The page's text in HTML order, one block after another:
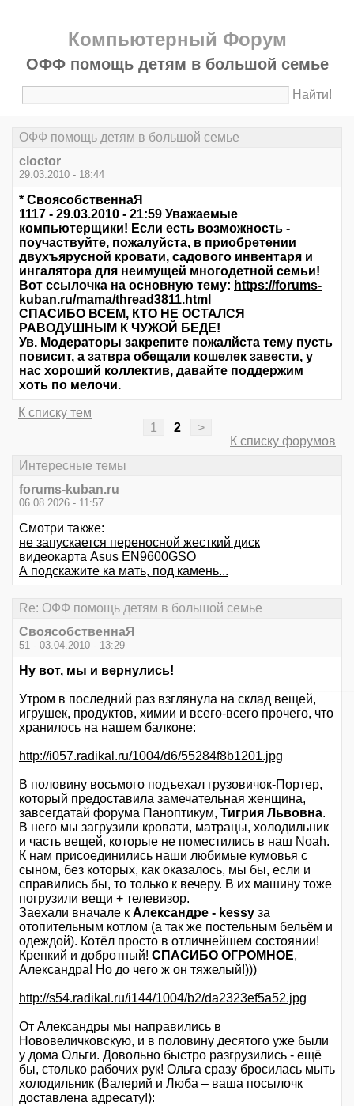
Компьютерный Форум
ОФФ помощь детям в большой семье
Найти!
ОФФ помощь детям в большой семье
cloctor
29.03.2010 - 18:44
* СвоясобственнаЯ
1117 - 29.03.2010 - 21:59 Уважаемые
компьютерщики! Если есть возможность -
поучаствуйте, пожалуйста, в приобретении
двухъярусной кровати, садового инвентаря и
ингалятора для неимущей многодетной семьи!
Вот ссылочка на основную тему: https://forums-
kuban.ru/mama/thread3811.html
СПАСИБО ВСЕМ, КТО НЕ ОСТАЛСЯ
РАВОДУШНЫМ К ЧУЖОЙ БЕДЕ!
Ув. Модераторы закрепите пожалйста тему пусть
повисит, а затвра обещали кошелек завести, у
нас хороший коллектив, давайте поддержим
хоть по мелочи.
К списку тем
1
2
>
К списку форумов
Интересные темы
forums-kuban.ru
06.08.2026 - 11:57
Смотри также:
не запускается переносной жесткий диск
видеокарта Asus EN9600GSO
А подскажите ка мать, под камень...
Re: ОФФ помощь детям в большой семье
СвоясобственнаЯ
51 - 03.04.2010 - 13:29
Ну вот, мы и вернулись!
Утром в последний раз взглянула на склад вещей,
игрушек, продуктов, химии и всего-всего прочего, что
хранилось на нашем балконе:
http://i057.radikal.ru/1004/d6/55284f8b1201.jpg
В половину восьмого подъехал грузовичок-Портер,
который предоставила замечательная женщина,
завсегдатай форума Паноптикум, Тигрия Львовна.
В него мы загрузили кровати, матрацы, холодильник
и часть вещей, которые не поместились в наш Noah.
К нам присоединились наши любимые кумовья с
сыном, без которых, как оказалось, мы бы, если и
справились бы, то только к вечеру. В их машину тоже
погрузили вещи + телевизор.
Заехали вначале к Александре - kessy за
отопительным котлом (а так же постельным бельём и
одеждой). Котёл просто в отличнейшем состоянии!
Крепкий и добротный! СПАСИБО ОГРОМНОЕ,
Александра! Но до чего ж он тяжелый!)))
http://s54.radikal.ru/i144/1004/b2/da2323ef5a52.jpg
От Александры мы направились в
Нововеличковскую, и в половину десятого уже были
у дома Ольги. Довольно быстро разгрузились - ещё
бы, столько рабочих рук! Ольга сразу бросилась мыть
холодильник (Валерий и Люба – ваша посылочк
доставлена адресату!):